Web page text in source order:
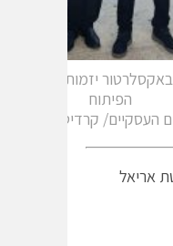
יזמות,
הפיתוח
העסקיים/ קרדיט: איל
אריאל